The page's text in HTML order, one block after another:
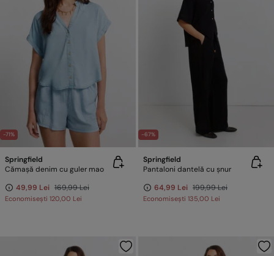
-71%
Springfield
Cămașă denim cu guler mao
49,99 Lei 169,99 Lei
Economisești 120,00 Lei
-67%
Springfield
Pantaloni dantelă cu șnur
64,99 Lei 199,99 Lei
Economisești 135,00 Lei